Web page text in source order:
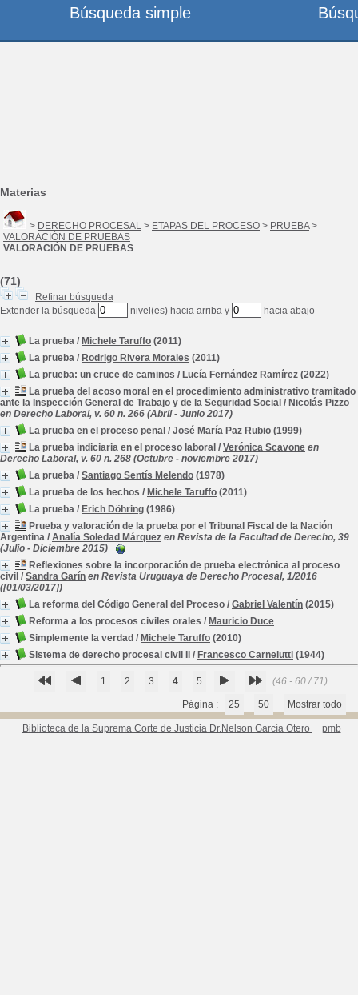
Materias
> DERECHO PROCESAL > ETAPAS DEL PROCESO > PRUEBA>
VALORACIÓN DE PRUEBAS
VALORACIÓN DE PRUEBAS
(71)
Refinar búsqueda
Extender la búsqueda
nivel(es) hacia arriba y hacia abajo
La prueba / Michele Taruffo (2011)
La prueba / Rodrigo Rivera Morales (2011)
La prueba: un cruce de caminos / Lucía Fernández Ramírez (2022)
La prueba del acoso moral en el procedimiento administrativo tramitado
ante la Inspección General de Trabajo y de la Seguridad Social / Nicolás Pizzo
en Derecho Laboral, v. 60 n. 266 (Abril - Junio 2017)
La prueba en el proceso penal / José María Paz Rubio (1999)
La prueba indiciaria en el proceso laboral / Verónica Scavone en
Derecho Laboral, v. 60 n. 268 (Octubre - noviembre 2017)
La prueba / Santiago Sentís Melendo (1978)
La prueba de los hechos / Michele Taruffo (2011)
La prueba / Erich Döhring (1986)
Prueba y valoración de la prueba por el Tribunal Fiscal de la Nación
Argentina / Analía Soledad Márquez en Revista de la Facultad de Derecho, 39
(Julio - Diciembre 2015)
Reflexiones sobre la incorporación de prueba electrónica al proceso
civil / Sandra Garín en Revista Uruguaya de Derecho Procesal, 1/2016
([01/03/2017])
La reforma del Código General del Proceso / Gabriel Valentín (2015)
Reforma a los procesos civiles orales / Mauricio Duce
Simplemente la verdad / Michele Taruffo (2010)
Sistema de derecho procesal civil II
/ Francesco Carnelutti (1944)
1 2 3 4 5 (46 - 60 / 71)
Página : 25 50 Mostrar todo
Biblioteca de la Suprema Corte de Justicia Dr.Nelson García Otero pmb
Búsqueda simple